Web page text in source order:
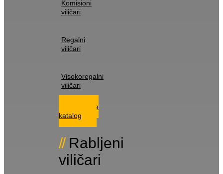
Komisioni
viličari
Regalni
viličari
Visokoregalni
viličari
Istražite
katalog
Rabljeni
viličari